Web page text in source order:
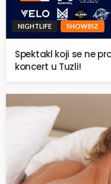
NIGHTLIFE SHOWBIZ
Spektakl koji se ne
koncert u Tuzli!